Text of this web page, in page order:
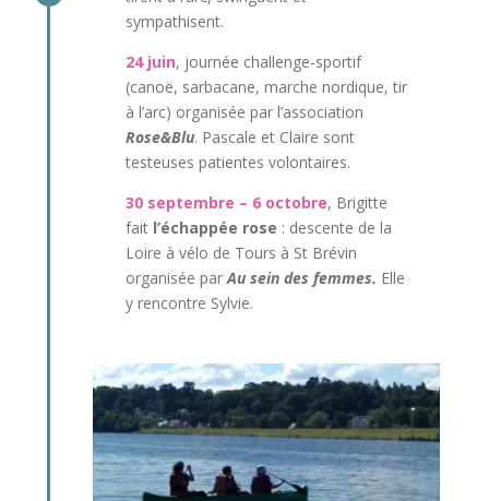
sympathisent.
24 juin, journée challenge-sportif
(canoë, sarbacane, marche nordique, tir
à l’arc) organisée par l’association
Rose&Blu. Pascale et Claire sont
testeuses patientes volontaires.
30 septembre – 6 octobre, Brigitte
fait l’échappée rose : descente de la
Loire à vélo de Tours à St Brévin
organisée parAu sein des femmes. Elle
y rencontre Sylvie.